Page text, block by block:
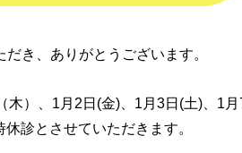
き、ありがとうございます。
木）、1月2日(金)、1月3日(土)、1月
診とさせていただきます。